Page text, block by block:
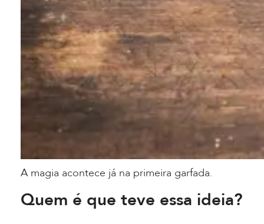
A magia acontece já na primeira garfada.
Quem é que teve essa ideia?